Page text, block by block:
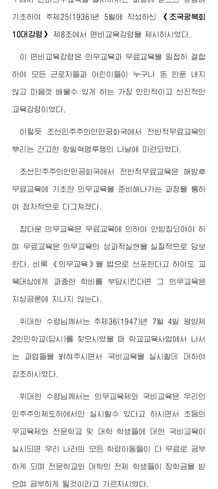
기초하여 주체25(1936)년 5월에 작성하신 《조국광복회
10대강령》 제8조에서 면비교육강령을 제시하시였다.
이 면비교육강령은 의무교육과 무료교육을 밀접히 결합
하여 모든 근로자들과 어린이들이 누구나 돈 한푼 내지
않고 마음껏 배울수 있게 하는 가장 인민적이고 선진적인
교육강령이였다.
이렇듯 조선민주주의인민공화국에서 전반적무료교육의
뿌리는 간고한 항일혁명투쟁의 나날에 마련되였다.
조선민주주의인민공화국에서 전반적무료교육은 해방후
무료교육에 기초한 의무교육을 준비해나가는 과정을 통하
여 점차적으로 다그쳐졌다.
참다운 의무교육은 무료교육에 의하여 안받침되여야 하
며 무료교육은 의무교육의 성과적실현을 실질적으로 담보
한다. 비록 《의무교육》을 법으로 선포한다고 하여도 교
육대상에게 과중한 학비를 부담시킨다면 그 의무교육은
지상공론에 지나지 않는다.
위대한 수령님께서 는 주체36(1947)년 7월 4일 평양제
2인민학교(당시)를 찾으시였을 때 학교교육사업에서 나서
는 과업들을 밝혀주시면서 국비교육을 실시할데 대하여
강조하시였다.
위대한 수령님께서는 의무교육제와 국비교육은 우리의
민주주의제도하에서만 실시할수 있다고 하시면서 초등의
무교육제와 전문학교 및 대학 학생들에 대한 국비교육이
실시되면 우리 나라의 모든 학령아동들이 다 무료로 공부
하게 되며 전문학교와 대학의 전체 학생들이 장학금을 받
으며 공부하게 될것이라고 가르치시였다.